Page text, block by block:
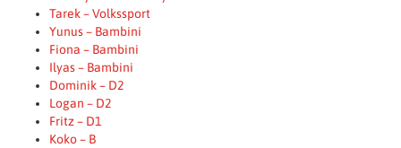
Tarek – Volkssport
Yunus – Bambini
Fiona – Bambini
Ilyas – Bambini
Dominik – D2
Logan – D2
Fritz – D1
Koko – B